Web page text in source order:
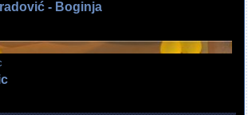
- Boginja